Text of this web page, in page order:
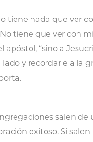
tiene nada que ver
tiene que ver con
apóstol, “sino a
y recordarle a la
salen
exitoso. Si